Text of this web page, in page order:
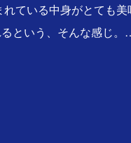
ている中身がとても美
るという、そんな感じ